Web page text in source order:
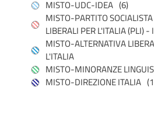
MISTO-UDC-IDEA (6)
MISTO-PARTITO
LIBERALI PER L'ITALIA (PLI)
MISTO-ALTERNATIVA
L'ITALIA
MISTO-MINORANZE
MISTO-DIREZIONE ITALIA